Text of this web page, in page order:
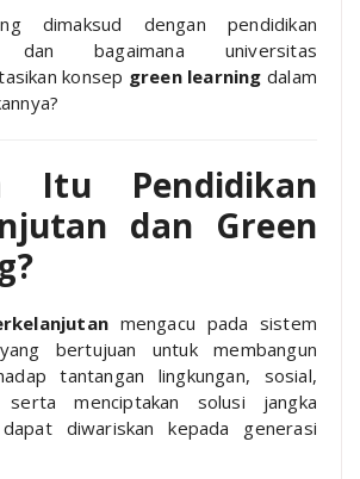
dimaksud dengan pendidikan
dan bagaimana universitas
konsep green learning dalam
Itu Pendidikan
dan Green
mengacu pada sistem
bertujuan untuk membangun
tantangan lingkungan, sosial,
menciptakan solusi jangka
diwariskan kepada generasi